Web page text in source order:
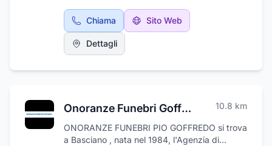
all'uovo, nella realizzazione di torte
fantasiose, pasticceria secca e tanto altro. Da
poco, l'attenzione dei coniugi si è rivolta
anche alla pasticceria salutistica, ossia alla
colesterolo, senza zucchero e uova, fatti con
lattosio, fatto a base di olio d'oliva e
utilizzando come dolcificante il fruttosio.
Chiama Sito Web
Dettagli
Onoranze Funebri Goffredo 10.8 km
ONORANZE FUNEBRI PIO GOFFREDO si trova
a Basciano , nata nel 1984, l'Agenzia di